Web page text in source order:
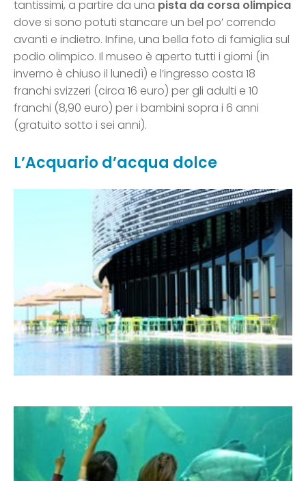
tantissimi, a partire da una pista da corsa olimpica
dove si sono potuti stancare un bel po’ correndo
avanti e indietro. Infine, una bella foto di famiglia sul
podio olimpico. Il museo è aperto tutti i giorni (in
inverno è chiuso il lunedì) e l’ingresso costa 18
franchi svizzeri (circa 16 euro) per gli adulti e 10
franchi (8,90 euro) per i bambini sopra i 6 anni
(gratuito sotto i sei anni).
L’Acquario d’acqua dolce